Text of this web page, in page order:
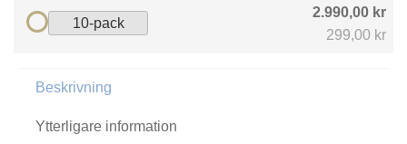
10-pack
2.990,00 kr
299,00 kr
Beskrivning
Ytterligare information